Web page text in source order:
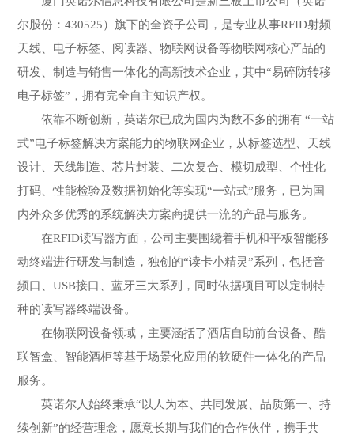
尔股份：430525）旗下的全资子公司，是专业从事RFID射频
天线、电子标签、阅读器、物联网设备等物联网核心产品的
研发、制造与销售一体化的高新技术企业，其中“易碎防转移
电子标签”，拥有完全自主知识产权。
依靠不断创新，英诺尔已成为国内为数不多的拥有 “一站
式”电子标签解决方案能力的物联网企业，从标签选型、天线
设计、天线制造、芯片封装、二次复合、模切成型、个性化
打码、性能检验及数据初始化等实现“一站式”服务，已为国
内外众多优秀的系统解决方案商提供一流的产品与服务。
在RFID读写器方面，公司主要围绕着手机和平板智能移
动终端进行研发与制造，独创的“读卡小精灵”系列，包括音
频口、USB接口、蓝牙三大系列，同时依据项目可以定制特
种的读写器终端设备。
在物联网设备领域，主要涵括了酒店自助前台设备、酷
联智盒、智能酒柜等基于场景化应用的软硬件一体化的产品
服务。
英诺尔人始终秉承“以人为本、共同发展、品质第一、持
续创新”的经营理念，愿意长期与我们的合作伙伴，携手共